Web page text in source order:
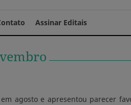
Assinar Editais
agosto e apresentou parecer